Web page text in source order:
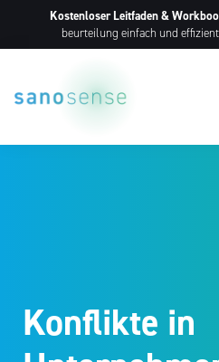
Kostenloser Leitfaden &
beurteilung einfach und
Konflikte in